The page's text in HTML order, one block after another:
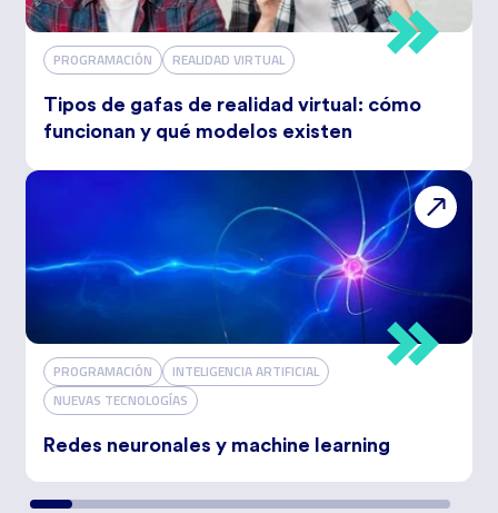
PROGRAMACIÓN REALIDAD VIRTUAL
Tipos de gafas de realidad virtual: cómo
funcionan y qué modelos existen
PROGRAMACIÓN
INTELIGENCIA ARTIFICIAL
NUEVAS TECNOLOGÍAS
Redes neuronales y machine learning